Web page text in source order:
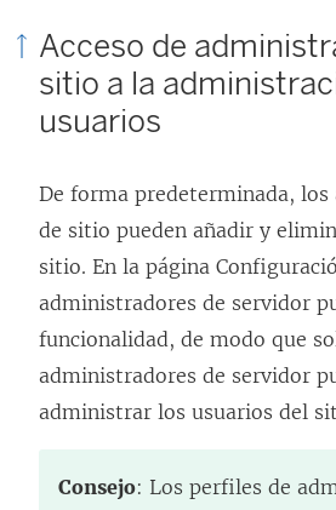
Acceso de
sitio a la
usuarios
De forma predeterminada,
de sitio pueden añadir y
sitio. En la página
administradores de servidor
funcionalidad, de modo que
administradores de servidor
administrar los usuarios del
Consejo: Los perfiles de